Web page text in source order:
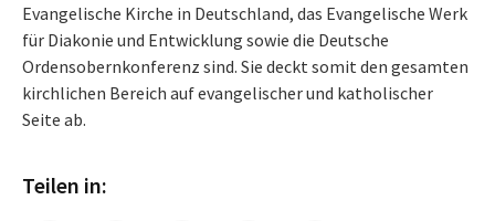
Evangelische Kirche in Deutschland, das Evangelische Werk
für Diakonie und Entwicklung sowie die Deutsche
Ordensobernkonferenz sind. Sie deckt somit den gesamten
kirchlichen Bereich auf evangelischer und katholischer
Seite ab.
Teilen in: